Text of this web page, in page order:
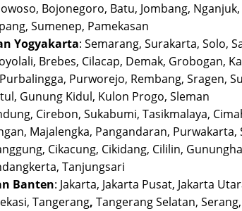
Bojonegoro, Batu, Jombang,
Sumenep, Pamekasan
Yogyakarta: Semarang, Surakarta, Solo,
Brebes, Cilacap, Demak, Grobogan,
Purworejo, Rembang, Sragen,
Gunung Kidul, Kulon Progo, Sleman
Cirebon, Sukabumi, Tasikmalaya,
Majalengka, Pangandaran,
Cikacung, Cikidang, Cililin,
Tanjungsari
Banten: Jakarta, Jakarta Pusat, Jakarta
Tangerang, Tangerang Selatan,